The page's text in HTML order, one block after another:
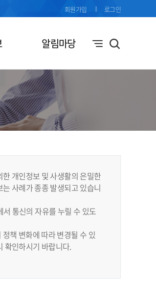
알림마당
회원가입 로그인
개인정보 및 사생활의 은밀한
사례가 종종 발생되고 있습니
통신의 자유를 누릴 수 있도
책 변화에 따라 변경될 수 있
확인하시기 바랍니다.